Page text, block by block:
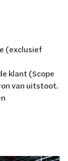
(exclusief
klant (Scope
van uitstoot.